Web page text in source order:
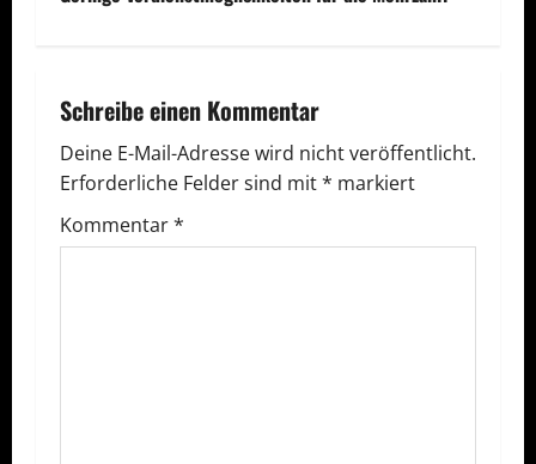
i
r
a
g
s
Schreibe einen Kommentar
Deine E-Mail-Adresse wird nicht veröffentlicht.
Erforderliche Felder sind mit* markiert
Kommentar*